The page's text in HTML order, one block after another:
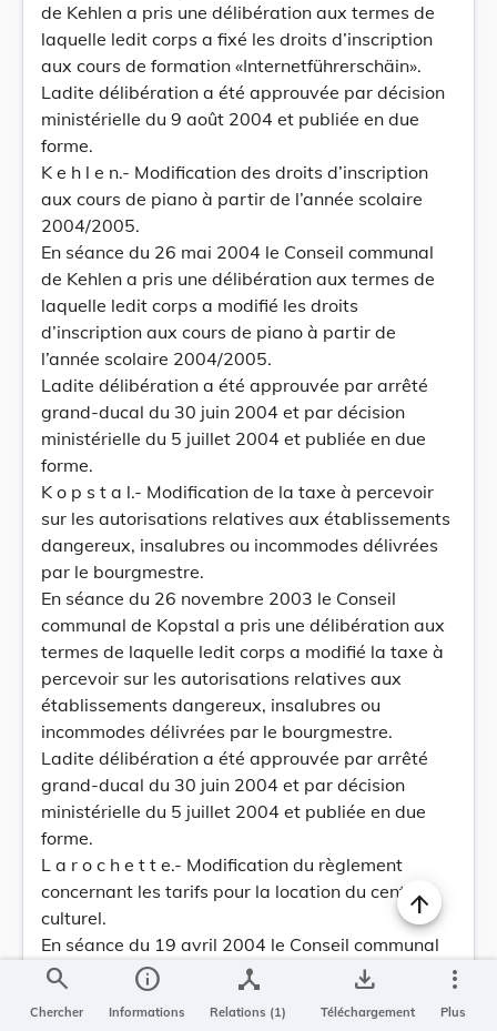
de Kehlen a pris une délibération aux termes de
laquelle ledit corps a fixé les droits d’inscription
aux cours de formation «Internetführerschäin».
Ladite délibération a été approuvée par décision
ministérielle du 9 août 2004 et publiée en due
forme.
K e h l e n.- Modification des droits d’inscription
aux cours de piano à partir de l’année scolaire
2004/2005.
En séance du 26 mai 2004 le Conseil communal
de Kehlen a pris une délibération aux termes de
laquelle ledit corps a modifié les droits
d’inscription aux cours de piano à partir de
l’année scolaire 2004/2005.
Ladite délibération a été approuvée par arrêté
grand-ducal du 30 juin 2004 et par décision
ministérielle du 5 juillet 2004 et publiée en due
forme.
K o p s t a l.- Modification de la taxe à percevoir
sur les autorisations relatives aux établissements
dangereux, insalubres ou incommodes délivrées
par le bourgmestre.
En séance du 26 novembre 2003 le Conseil
communal de Kopstal a pris une délibération aux
termes de laquelle ledit corps a modifié la taxe à
percevoir sur les autorisations relatives aux
établissements dangereux, insalubres ou
incommodes délivrées par le bourgmestre.
Ladite délibération a été approuvée par arrêté
grand-ducal du 30 juin 2004 et par décision
ministérielle du 5 juillet 2004 et publiée en due
forme.
L a r o c h e t t e.- Modification du règlement
concernant les tarifs pour la location du centre
culturel.
En séance du 19 avril 2004 le Conseil communal
de Larochette a pris une délibération aux termes
de laquelle ledit corps a modifié le règlement
concernant les tarifs pour la location du centre
search
Chercher
info
Informations
device_hub
Relations (1)
save_alt
Téléchargement
more_vert
Plus